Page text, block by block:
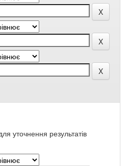
уточнення результатів